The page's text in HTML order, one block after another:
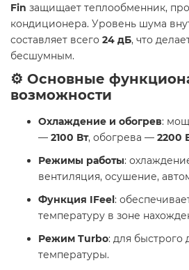
Fin защищает теплообменник,
кондиционера. Уровень шума
составляет всего 24 дБ, что
бесшумным.
⚙️ Основные
возможности
Охлаждение и обогрев:
— 2100 Вт, обогрева — 2200
Режимы работы:
вентиляция, осушение,
Функция IFeel:
температуру в зоне
Режим Turbo: для быстрого
температуры.